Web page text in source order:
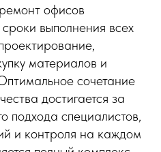
офисов
выполнения всех
материалов и
сочетание
достигается за
подхода специалистов,
и контроля на каждом